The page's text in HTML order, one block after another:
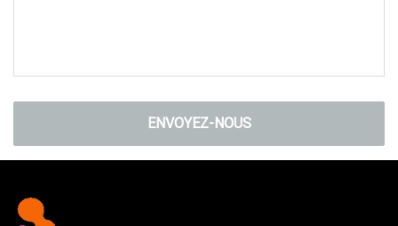
ENVOYEZ-NOUS